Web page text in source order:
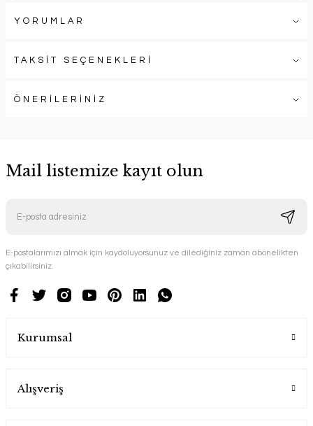
YORUMLAR
TAKSİT SEÇENEKLERİ
ÖNERİLERİNİZ
Mail listemize kayıt olun
E-postalarımızı almak için kaydoluyorsunuz ve dilediğiniz zaman abonelikten
çıkabilirsiniz.
Kurumsal
Alışveriş